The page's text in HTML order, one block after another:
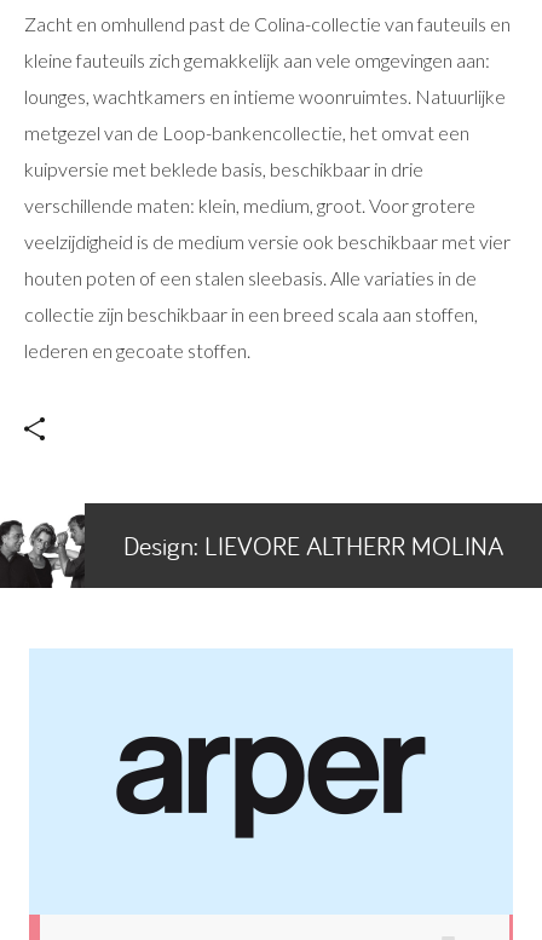
Zacht en omhullend past de Colina-collectie van fauteuils en
kleine fauteuils zich gemakkelijk aan vele omgevingen aan:
lounges, wachtkamers en intieme woonruimtes. Natuurlijke
metgezel van de Loop-bankencollectie, het omvat een
kuipversie met beklede basis, beschikbaar in drie
verschillende maten: klein, medium, groot. Voor grotere
veelzijdigheid is de medium versie ook beschikbaar met vier
houten poten of een stalen sleebasis. Alle variaties in de
collectie zijn beschikbaar in een breed scala aan stoffen,
lederen en gecoate stoffen.
Design: LIEVORE ALTHERR MOLINA